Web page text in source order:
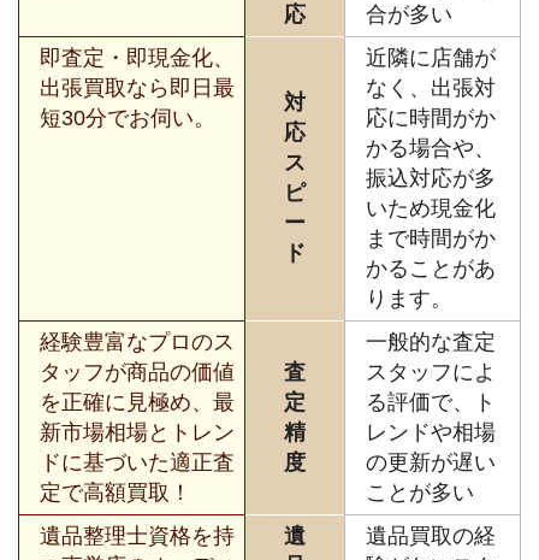
応
合が多い
即査定・即現金化、
出張買取なら即日最
短30分でお伺い。
対
応
ス
ピ
ー
ド
近隣に店舗が
なく、出張対
応に時間がか
かる場合や、
振込対応が多
いため現金化
まで時間がか
かることがあ
ります。
経験豊富なプロのス
タッフが商品の価値
を正確に見極め、最
新市場相場とトレン
ドに基づいた適正査
定で高額買取！
査
定
精
度
一般的な査定
スタッフによ
る評価で、ト
レンドや相場
の更新が遅い
ことが多い
遺品整理士資格を持
遺
遺品買取の経